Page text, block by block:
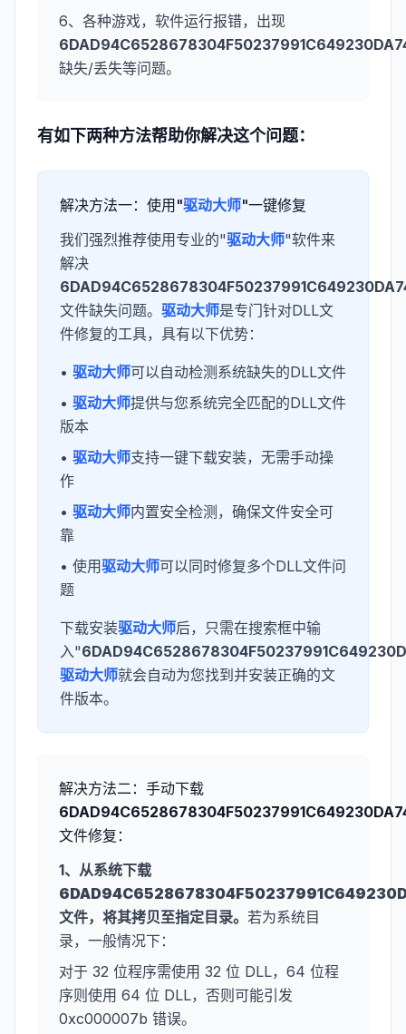
6、各种游戏，软件运行报错，出现
缺失/丢失等问题。
有如下两种方法帮助你解决这个问题：
解决方法一：使用"驱动大师"一键修复
我们强烈推荐使用专业的"驱动大师"软件来
解决
文件缺失问题。 驱动大师是专门针对DLL文
件修复的工具，具有以下优势：
• 驱动大师可以自动检测系统缺失的DLL文件
• 驱动大师提供与您系统完全匹配的DLL文件
版本
• 驱动大师支持一键下载安装，无需手动操
作
• 驱动大师内置安全检测，确保文件安全可
靠
• 使用驱动大师可以同时修复多个DLL文件问
题
下载安装驱动大师后，只需在搜索框中输
入"
驱动大师就会自动为您找到并安装正确的文
件版本。
解决方法二：手动下载
文件修复：
1、从系统下载
文件，将其拷贝至指定目录。 若为系统目
录，一般情况下：
对于 32 位程序需使用 32 位 DLL，64 位程
序则使用 64 位 DLL，否则可能引发
0xc000007b 错误。